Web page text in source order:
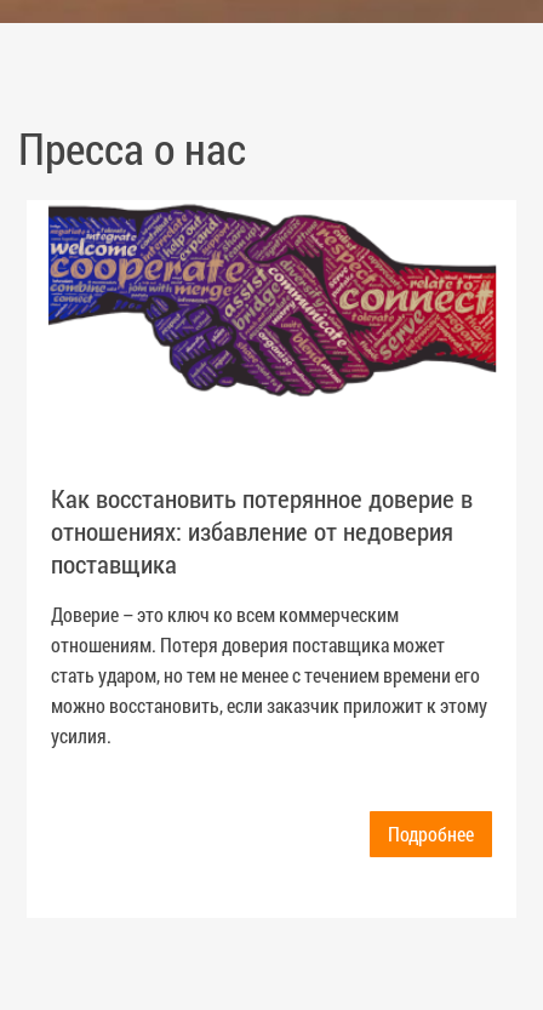
Пресса о нас
Как восстановить потерянное доверие в
отношениях: избавление от недоверия
поставщика
Доверие – это ключ ко всем коммерческим
отношениям. Потеря доверия поставщика может
стать ударом, но тем не менее с течением времени его
можно восстановить, если заказчик приложит к этому
усилия.
Подробнее